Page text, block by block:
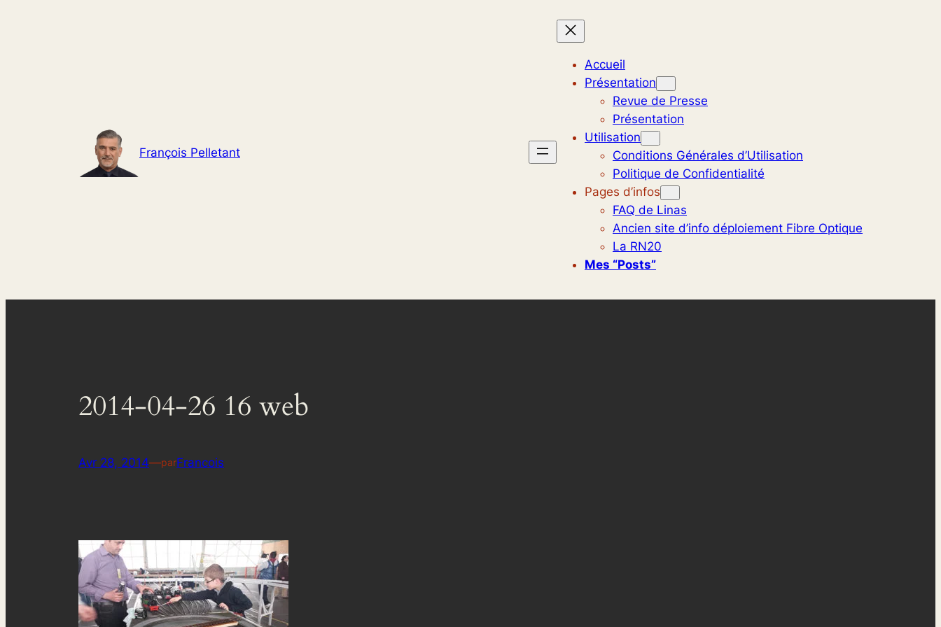
François Pelletant
Accueil
Présentation
Revue de Presse
Présentation
Utilisation
Conditions Générales d’Utilisation
Politique de Confidentialité
Pages d’infos
FAQ de Linas
Ancien site d’info déploiement Fibre Optique
La RN20
Mes “posts”
2014-04-26 16 web
Avr 28, 2014—parFrancois